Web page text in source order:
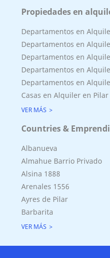
Propiedades en
Departamentos en
Departamentos en
Departamentos en
Departamentos en
Departamentos en
Casas en Alquiler en Pilar
VER MÁS
Countries &
Albanueva
Almahue Barrio Privado
Alsina 1888
Arenales 1556
Ayres de Pilar
Barbarita
VER MÁS